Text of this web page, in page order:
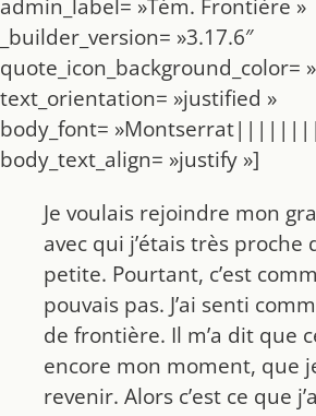
_builder_version= »3.17.6″
quote_icon_background_color=
text_orientation= »justified »
body_font=
body_text_align= »justify »]
Je voulais rejoindre mon
avec qui j’étais très proche
petite. Pourtant, c’est
pouvais pas. J’ai senti
de frontière. Il m’a dit que
encore mon moment, que
revenir. Alors c’est ce que